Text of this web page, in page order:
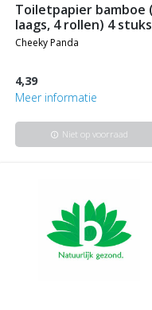
toiletpapier bamboe (3
laags, 4 rollen) 4 stuks
cheeky panda
4,39
Meer informatie
info Niet op voorraad